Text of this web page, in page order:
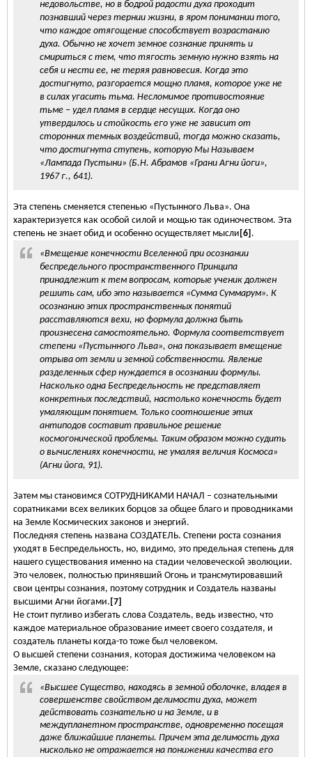
недовольстве, но в бодрой радости духа проходит
познавший через тернии жизни, в яром понимании того,
что каждое отягощение способствует возрастанию
духа. Обычно не хочет земное сознание принять и
смириться с тем, что тягость земную нужно взять на
себя и нести ее, не теряя равновесия. Когда это
достигнуто, разгорается мощно пламя, которое уже не
в силах угасить тьма. Несломимое противостояние
тьме – удел пламя в сердце несущих. Когда оно
утвердилось и стойкость его уже не зависит от
сторонних темных воздействий, тогда можно сказать,
что достигнута ступень, которую Мы Называем
«Лампада Пустыни» (Б.Н. Абрамов «Грани Агни йоги»,
1967 г., 641).
Эта степень сменяется степенью «Пустынного Льва». Она
характеризуется как особой силой и мощью так одиночеством. Эта
степень не знает обид и особенно осуществляет мысли [6] .
«Вмещение конечности Вселенной при осознании
беспредельного пространственного Принципа
принадлежит к тем вопросам, которые ученик должен
решить сам, ибо это называется «Сумма Суммарум». К
осознанию этих пространственных понятий
расставляются вехи, но формула должна быть
произнесена самостоятельно. Формула соответствует
степени «Пустынного Льва», она показывает вмещение
отрыва от земли и земной собственности. Явление
разделенных сфер нуждается в осознании формулы.
Насколько одна Беспредельность не представляет
конкретных последствий, настолько конечность будет
умаляющим понятием. Только соотношение этих
антиподов составит правильное решение
космогонической проблемы. Таким образом можно судить
о вычислениях конечности, не умаляя величия Космоса»
(Агни йога, 91).
Затем мы становимся СОТРУДНИКАМИ НАЧАЛ – сознательными
соратниками всех великих борцов за общее благо и проводниками
на Земле Космических законов и энергий.
Последняя степень названа СОЗДАТЕЛЬ. Степени роста сознания
уходят в Беспредельность, но, видимо, это предельная степень для
нашего существования именно на стадии человеческой эволюции.
Это человек, полностью принявший Огонь и трансмутировавший
свои центры сознания, поэтому сотрудник и Создатель названы
высшими Агни йогами. [7]
Не стоит пугливо избегать слова Создатель, ведь известно, что
каждое материальное образование имеет своего создателя, и
создатель планеты когда-то тоже был человеком.
О высшей степени сознания, которая достижима человеком на
Земле, сказано следующее:
«Высшее Существо, находясь в земной оболочке, владея в
совершенстве свойством делимости духа, может
действовать сознательно и на Земле, и в
междупланетном пространстве, одновременно посещая
даже ближайшие планеты. Причем эта делимость духа
нисколько не отражается на понижении качества его